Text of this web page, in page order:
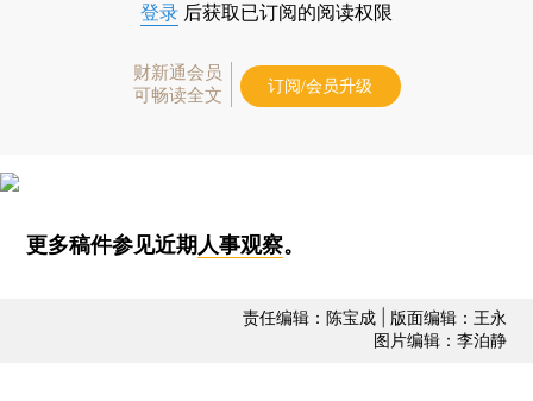
登录 后获取已订阅的阅读权限
财新通会员
可畅读全文
订阅/会员升级
更多稿件参见近期 人事观察。
责任编辑：陈宝成 | 版面编辑：王永
图片编辑：李泊静